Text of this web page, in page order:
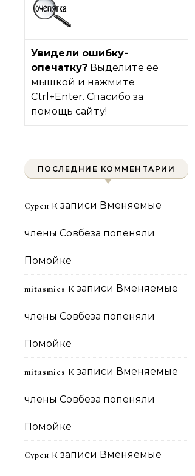
Увидели ошибку-
опечатку? Выделите ее
мышкой и нажмите
Ctrl+Enter. Спасибо за
помощь сайту!
ПОСЛЕДНИЕ КОММЕНТАРИИ
Сурен к записи Вменяемые
члены Совбеза попеняли
Помойке
mitasmies к записи Вменяемые
члены Совбеза попеняли
Помойке
mitasmies к записи Вменяемые
члены Совбеза попеняли
Помойке
Сурен к записи Вменяемые